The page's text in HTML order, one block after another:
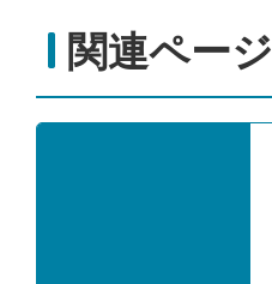
関連ページ